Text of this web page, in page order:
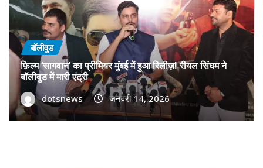
बॉलीवुड
फ़िल्म ‘सागवान’ का प्रीमियर मुंबई में हुआ रिलीज़! रीयल सिंघम ने
बॉलीवुड में मारी एंट्री
dotsnews जनवरी 14, 2026